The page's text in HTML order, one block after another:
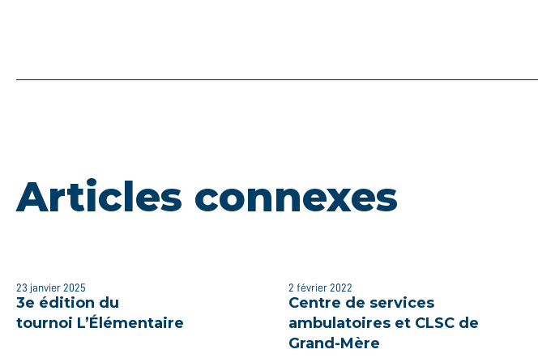
Articles connexes
23 janvier 2025
3e édition du
tournoi L’Élémentaire
2 février 2022
Centre de services
ambulatoires et CLSC de
Grand-Mère